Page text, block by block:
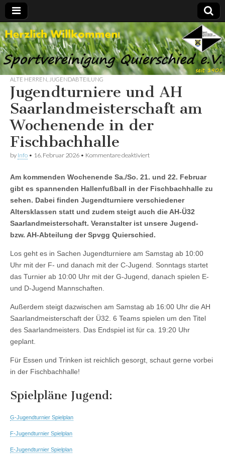
Spvgg.
Quierschied
Offizielle
Internetpräsenz
ALTE HERREN JUGENDABTEILUNG
Jugendturniere und AH
Saarlandmeisterschaft am
Wochenende in der
Fischbachhalle
by Info • 16. Februar 2026 • Kommentare deaktiviertfür
AH
Saarlandmeisterschaft
Wochenende
in
Fischbachhalle
Am kommenden Wochenende Sa./So. 21. und 22. Februar
gibt es spannenden Hallenfußball in der Fischbachhalle zu
sehen. Dabei finden Jugendturniere verschiedener
Altersklassen statt und zudem steigt auch die AH-Ü32
Saarlandmeisterschaft. Veranstalter ist unsere Jugend-
bzw. AH-Abteilung der Spvgg Quierschied.
Los geht es in Sachen Jugendturniere am Samstag ab 10:00
Uhr mit der F- und danach mit der C-Jugend. Sonntags startet
das Turnier ab 10:00 Uhr mit der G-Jugend, danach spielen E-
und D-Jugend Mannschaften.
Außerdem steigt dazwischen am Samstag ab 16:00 Uhr die AH
Saarlandmeisterschaft der Ü32. 6 Teams spielen um den Titel
des Saarlandmeisters. Das Endspiel ist für ca. 19:20 Uhr
geplant.
Für Essen und Trinken ist reichlich gesorgt, schaut gerne vorbei
in der Fischbachhalle!
Spielpläne Jugend:
G-Jugendturnier Spielplan
F-Jugendturnier Spielplan
E-Jugendturnier Spielplan